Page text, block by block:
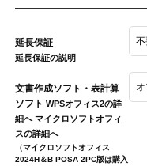
延長保証
延長保証の説明
文書作成ソフト・表計算
ソフト WPSオフィス2の詳
細へ マイクロソフトオフィ
スの詳細へ
（マイクロソフトオフィス
2024H＆B POSA 2PC版は購入